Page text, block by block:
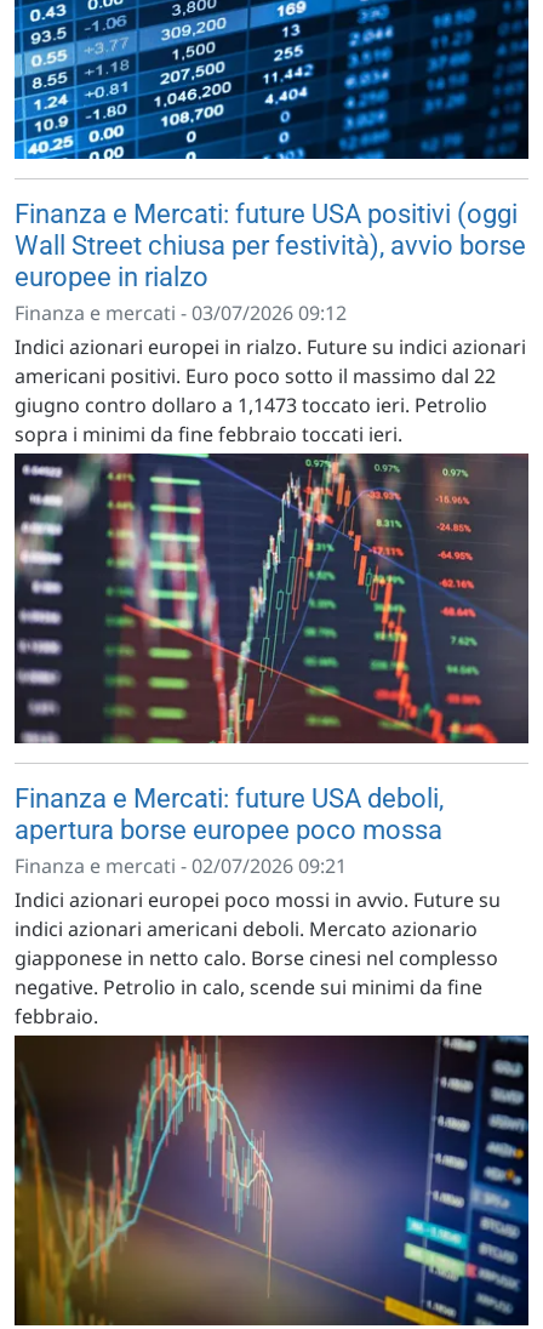
Finanza e Mercati: future USA positivi (oggi
Wall Street chiusa per festività), avvio borse
europee in rialzo
Finanza e mercati - 03/07/2026 09:12
Indici azionari europei in rialzo. Future su indici azionari
americani positivi. Euro poco sotto il massimo dal 22
giugno contro dollaro a 1,1473 toccato ieri. Petrolio
sopra i minimi da fine febbraio toccati ieri.
Finanza e Mercati: future USA deboli,
apertura borse europee poco mossa
Finanza e mercati - 02/07/2026 09:21
Indici azionari europei poco mossi in avvio. Future su
indici azionari americani deboli. Mercato azionario
giapponese in netto calo. Borse cinesi nel complesso
negative. Petrolio in calo, scende sui minimi da fine
febbraio.